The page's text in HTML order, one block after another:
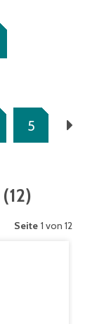
5
(12)
Seite 1 von 12